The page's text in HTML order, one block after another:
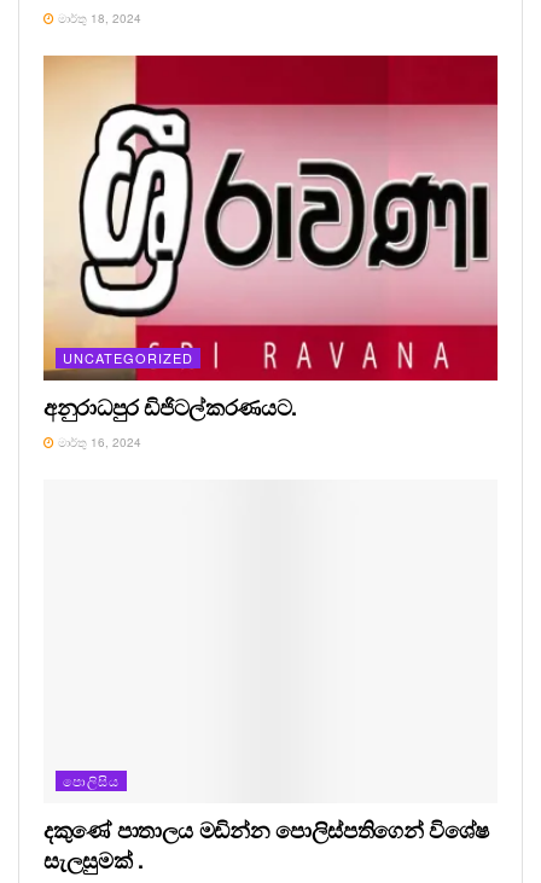
මාර්තු 18, 2024
UNCATEGORIZED
අනුරාධපුර ඩිජිටල්කරණයට.
මාර්තු 16, 2024
පොලිසිය
දකුණේ පාතාලය මඩින්න පොලිස්පතිගෙන් විශේෂ
සැලසුමක් .